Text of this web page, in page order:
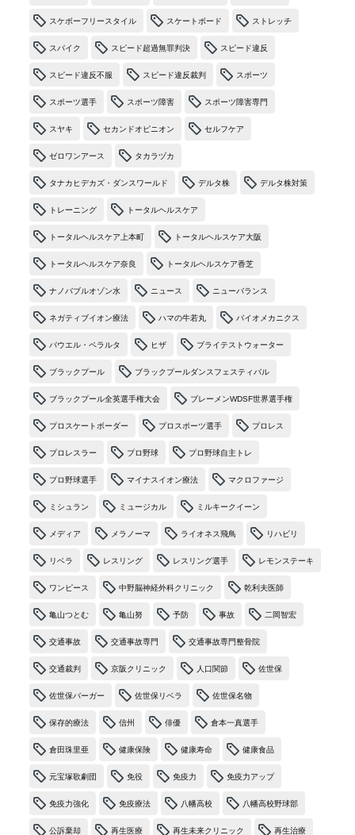
スケボーフリースタイル スケートボード ストレッチ
スパイク スピード超過無罪判決 スピード違反
スピード違反不服 スピード違反裁判 スポーツ
スポーツ選手 スポーツ障害 スポーツ障害専門
スヤキ セカンドオピニオン セルフケア
ゼロワンアース タカラヅカ
タナカヒデカズ・ダンスワールド デルタ株 デルタ株対策
トレーニング トータルヘルスケア
トータルヘルスケア上本町 トータルヘルスケア大阪
トータルヘルスケア奈良 トータルヘルスケア香芝
ナノバブルオゾン水 ニュース ニューバランス
ネガティブイオン療法 ハマの牛若丸 バイオメカニクス
パウエル・ペラルタ ヒザ ブライテストウォーター
ブラックプール ブラックプールダンスフェスティバル
ブラックプール全英選手権大会 ブレーメンWDSF世界選手権
プロスケートボーダー プロスポーツ選手 プロレス
プロレスラー プロ野球 プロ野球自主トレ
プロ野球選手 マイナスイオン療法 マクロファージ
ミシュラン ミュージカル ミルキークイーン
メディア メラノーマ ライオネス飛鳥 リハビリ
リベラ レスリング レスリング選手 レモンステーキ
ワンピース 中野脳神経外科クリニック 乾利夫医師
亀山つとむ 亀山努 予防 事故 二岡智宏
交通事故 交通事故専門 交通事故専門整骨院
交通裁判 京阪クリニック 人口関節 佐世保
佐世保バーガー 佐世保リベラ 佐世保名物
保存的療法 信州 俳優 倉本一真選手
倉田珠里亜 健康保険 健康寿命 健康食品
元宝塚歌劇団 免役 免疫力 免疫力アップ
免疫力強化 免疫療法 八幡高校 八幡高校野球部
公訴棄却 再生医療 再生未来クリニック 再生治療